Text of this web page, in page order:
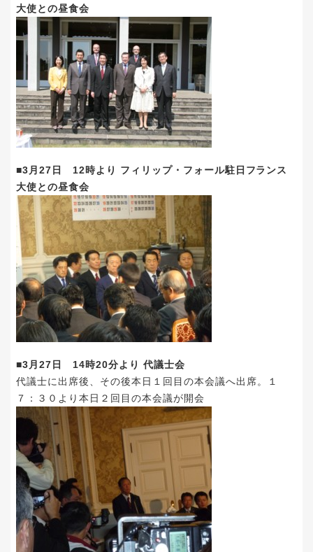
大使との昼食会
■3月27日 12時より フィリップ・フォール駐日フランス
大使との昼食会
■3月27日 14時20分より 代議士会
代議士に出席後、その後本日１回目の本会議へ出席。１
７：３０より本日２回目の本会議が開会